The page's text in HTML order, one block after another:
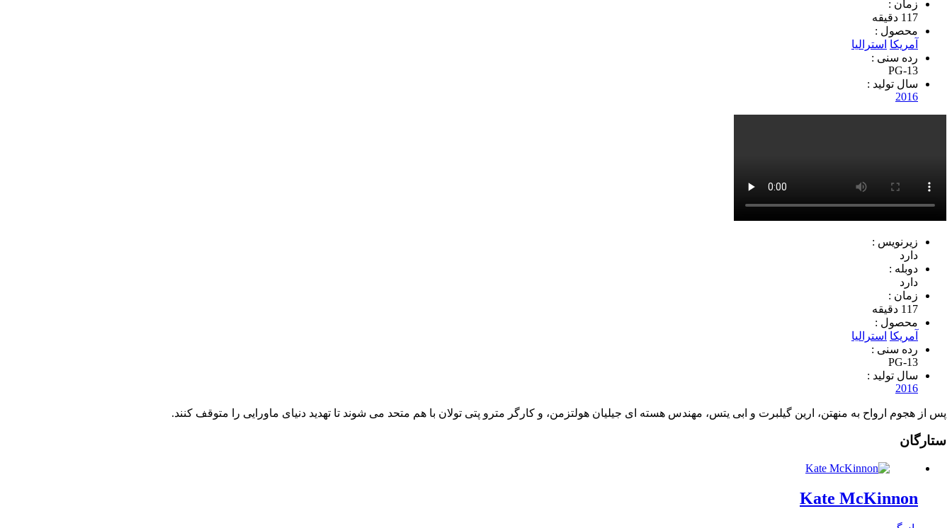
زمان :
117 دقیقه
محصول :
آمریکا استرالیا
رده سنی :
PG-13
سال تولید :
2016
زیرنویس :
دارد
دوبله :
دارد
زمان :
117 دقیقه
محصول :
آمریکا استرالیا
رده سنی :
PG-13
سال تولید :
2016
پس از هجوم ارواح به منهتن، ارین گیلبرت و ابی یتس، مهندس هسته ای جیلیان هولتزمن، و کارگر مترو پتی تولان با هم متحد می شوند تا تهدید دنیای ماورایی را متوقف کنند.
ستارگان
Kate McKinnon